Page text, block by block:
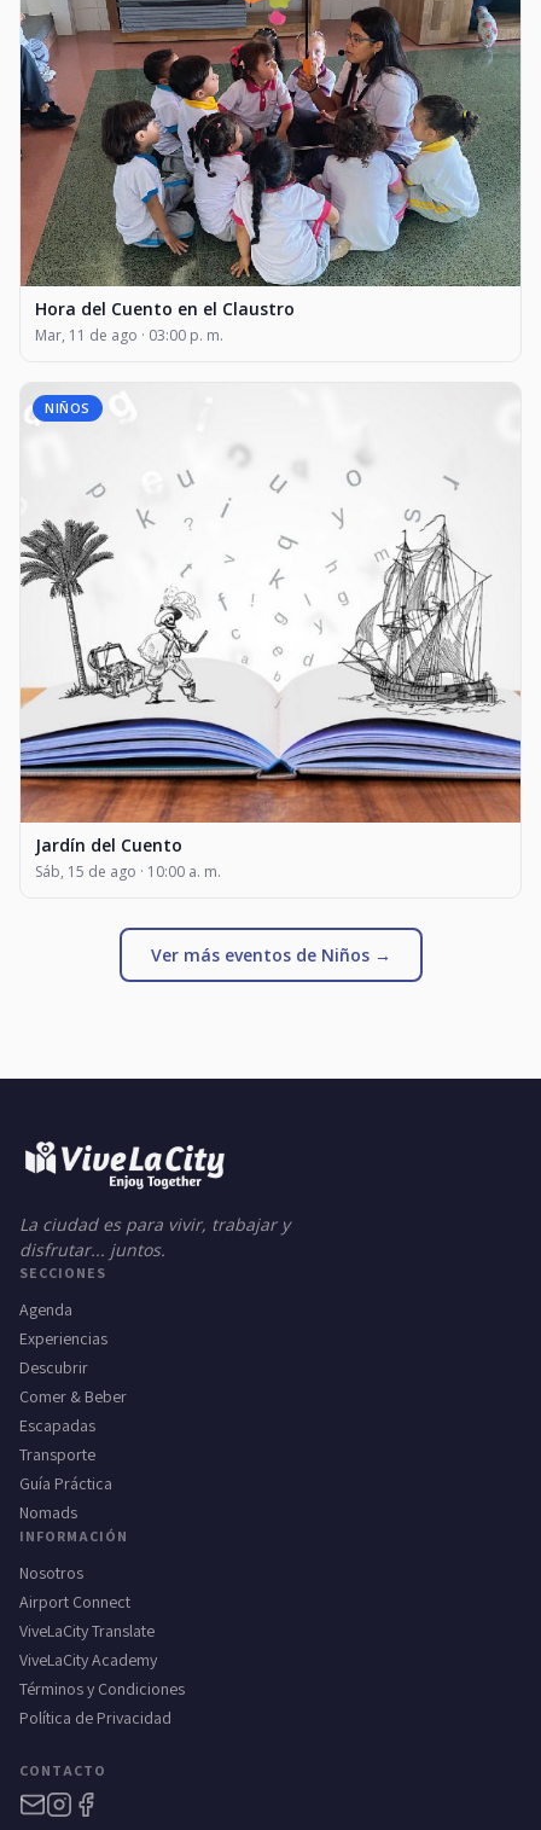
Hora del Cuento en el Claustro
Mar, 11 de ago · 03:00 p. m.
NIÑOS
Jardín del Cuento
Sáb, 15 de ago · 10:00 a. m.
Ver más eventos de Niños →
La ciudad es para vivir, trabajar y
disfrutar... juntos.
SECCIONES
Agenda
Experiencias
Descubrir
Comer & Beber
Escapadas
Transporte
Guía Práctica
Nomads
INFORMACIÓN
Nosotros
Airport Connect
ViveLaCity Translate
ViveLaCity Academy
Términos y Condiciones
Política de Privacidad
CONTACTO